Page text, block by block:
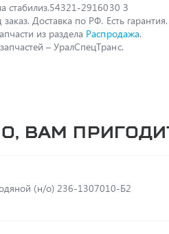
стабилиз.54321-2916030 З
Доставка по РФ. Есть гарантия.
из раздела Распродажа.
– УралСпецТранс.
вам
(н/о) 236-1307010-Б2